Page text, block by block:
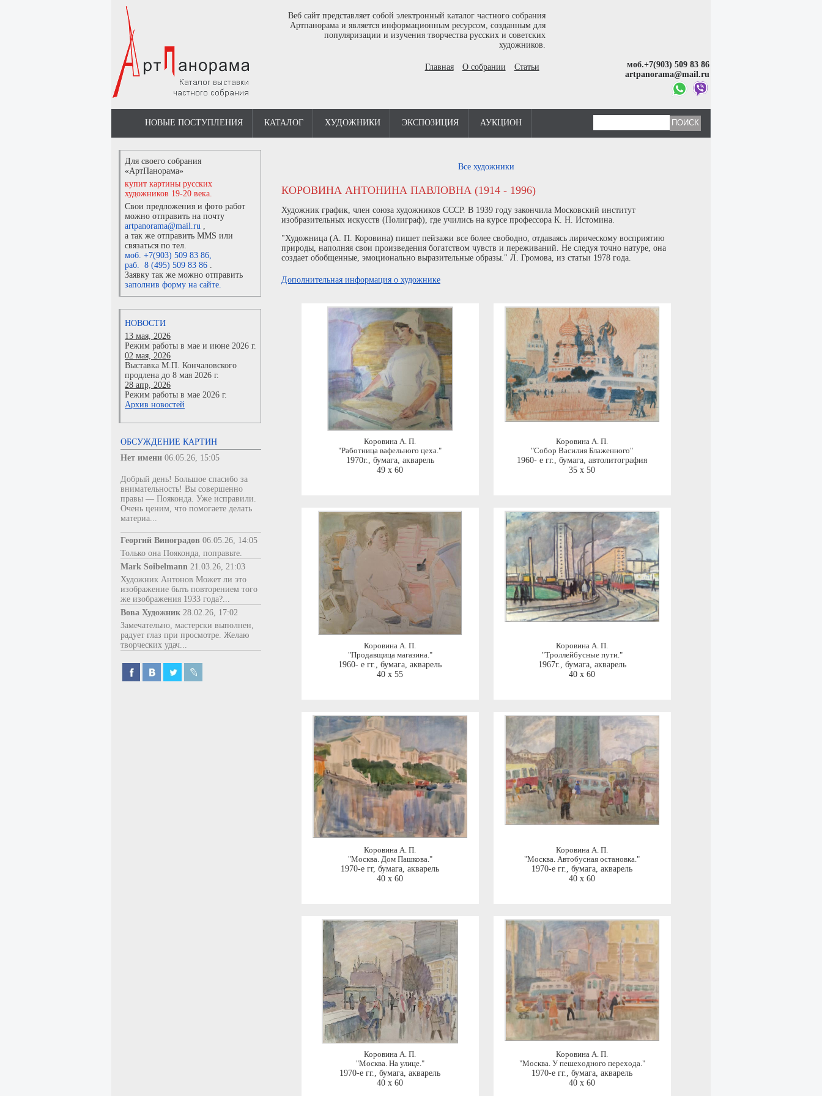
Веб сайт представляет собой электронный каталог частного собрания
Артпанорама и является информационным ресурсом, созданным для
популяризации и изучения творчества русских и советских
художников.
Главная О собрании Статьи
моб.+7(903) 509 83 86
artpanorama@mail.ru
НОВЫЕ ПОСТУПЛЕНИЯ КАТАЛОГ ХУДОЖНИКИ ЭКСПОЗИЦИЯ АУКЦИОН
Для своего собрания
«АртПанорама»
купит картины русских
художников 19-20 века.
Свои предложения и фото работ
можно отправить на почту
artpanorama@mail.ru ,
а так же отправить MMS или
связаться по тел.
моб. +7(903) 509 83 86,
раб. 8 (495) 509 83 86 .
Заявку так же можно отправить
заполнив форму на сайте.
НОВОСТИ
13 мая, 2026
Режим работы в мае и июне 2026 г.
02 мая, 2026
Выставка М.П. Кончаловского
продлена до 8 мая 2026 г.
28 апр, 2026
Режим работы в мае 2026 г.
Архив новостей
ОБСУЖДЕНИЕ КАРТИН
Нет имени 06.05.26, 15:05
Добрый день! Большое спасибо за
внимательность! Вы совершенно
правы — Пояконда. Уже исправили.
Очень ценим, что помогаете делать
материа...
Георгий Виноградов 06.05.26, 14:05
Только она Пояконда, поправьте.
Mark Soibelmann 21.03.26, 21:03
Художник Антонов Может ли это
изображение быть повторением того
же изображения 1933 года?...
Вова Художник 28.02.26, 17:02
Замечательно, мастерски выполнен,
радует глаз при просмотре. Желаю
творческих удач...
Все художники
КОРОВИНА АНТОНИНА ПАВЛОВНА (1914 - 1996)
Художник график, член союза художников СССР. В 1939 году закончила Московский институт
изобразительных искусств (Полиграф), где учились на курсе профессора К. Н. Истомина.
"Художница (А. П. Коровина) пишет пейзажи все более свободно, отдаваясь лирическому восприятию
природы, наполняя свои произведения богатством чувств и переживаний. Не следуя точно натуре, она
создает обобщенные, эмоционально выразительные образы." Л. Громова, из статьи 1978 года.
Дополнительная информация о художнике
Коровина А. П.
"Работница вафельного цеха."
1970г., бумага, акварель
49 x 60
Коровина А. П.
"Собор Василия Блаженного"
1960- е гг., бумага, автолитография
35 x 50
Коровина А. П.
"Продавщица магазина."
1960- е гг., бумага, акварель
40 x 55
Коровина А. П.
"Троллейбусные пути."
1967г., бумага, акварель
40 x 60
Коровина А. П.
"Москва. Дом Пашкова."
1970-е гг, бумага, акварель
40 x 60
Коровина А. П.
"Москва. Автобусная остановка."
1970-е гг., бумага, акварель
40 x 60
Коровина А. П.
"Москва. На улице."
1970-е гг., бумага, акварель
40 x 60
Коровина А. П.
"Москва. У пешеходного перехода."
1970-е гг., бумага, акварель
40 x 60